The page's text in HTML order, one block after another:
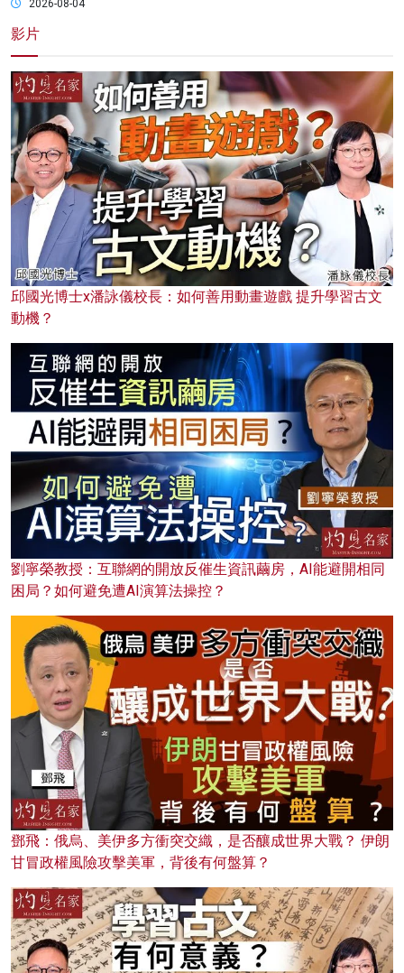
2026-08-04
影片
邱國光博士x潘詠儀校長：如何善用動畫遊戲 提升學習古文
動機？
劉寧榮教授：互聯網的開放反催生資訊繭房，AI能避開相同
困局？如何避免遭AI演算法操控？
鄧飛：俄烏、美伊多方衝突交織，是否釀成世界大戰？ 伊朗
甘冒政權風險攻擊美軍，背後有何盤算？